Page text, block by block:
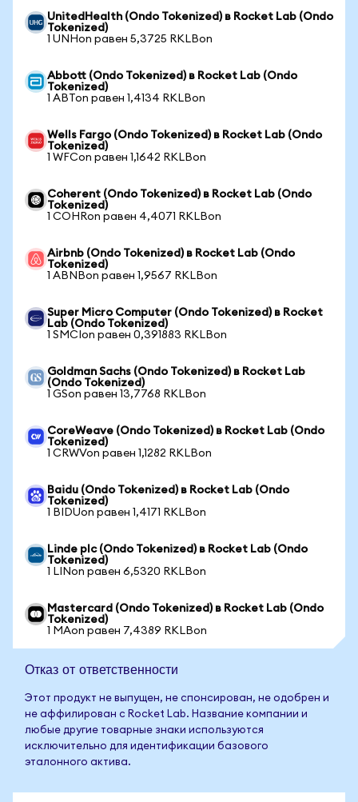
UnitedHealth (Ondo Tokenized) в Rocket Lab (Ondo
Tokenized)
1 UNHon равен 5,3725 RKLBon
Abbott (Ondo Tokenized) в Rocket Lab (Ondo
Tokenized)
1 ABTon равен 1,4134 RKLBon
Wells Fargo (Ondo Tokenized) в Rocket Lab (Ondo
Tokenized)
1 WFCon равен 1,1642 RKLBon
Coherent (Ondo Tokenized) в Rocket Lab (Ondo
Tokenized)
1 COHRon равен 4,4071 RKLBon
Airbnb (Ondo Tokenized) в Rocket Lab (Ondo
Tokenized)
1 ABNBon равен 1,9567 RKLBon
Super Micro Computer (Ondo Tokenized) в Rocket
Lab (Ondo Tokenized)
1 SMCIon равен 0,391883 RKLBon
Goldman Sachs (Ondo Tokenized) в Rocket Lab
(Ondo Tokenized)
1 GSon равен 13,7768 RKLBon
CoreWeave (Ondo Tokenized) в Rocket Lab (Ondo
Tokenized)
1 CRWVon равен 1,1282 RKLBon
Baidu (Ondo Tokenized) в Rocket Lab (Ondo
Tokenized)
1 BIDUon равен 1,4171 RKLBon
Linde plc (Ondo Tokenized) в Rocket Lab (Ondo
Tokenized)
1 LINon равен 6,5320 RKLBon
Mastercard (Ondo Tokenized) в Rocket Lab (Ondo
Tokenized)
1 MAon равен 7,4389 RKLBon
Отказ от ответственности
Этот продукт не выпущен, не спонсирован, не одобрен и
не аффилирован с Rocket Lab. Название компании и
любые другие товарные знаки используются
исключительно для идентификации базового
эталонного актива.